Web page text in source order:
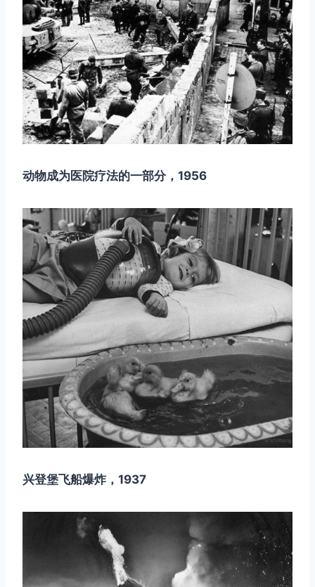
动物成为医院疗法的一部分，1956
兴登堡飞船爆炸，1937